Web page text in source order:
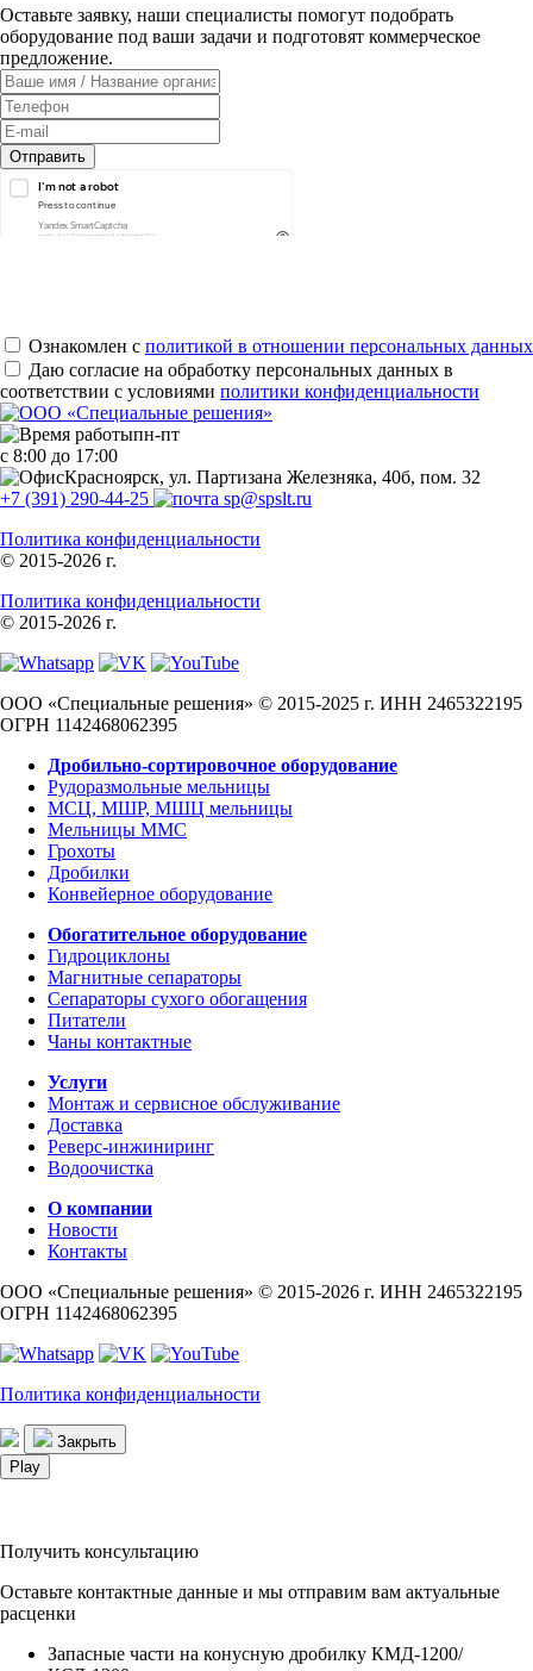
Оставьте заявку, наши специалисты помогут подобрать
оборудование под ваши задачи и подготовят коммерческое
предложение.
Ознакомлен с политикой в отношении персональных данных
Даю согласие на обработку персональных данных в
соответствии с условиями политики конфиденциальности
пн-пт
с 8:00 до 17:00
Красноярск, ул. Партизана Железняка, 40б, пом. 32
+7 (391) 290-44-25
sp@spslt.ru
Политика конфиденциальности
© 2015-2026 г.
Политика конфиденциальности
© 2015-2026 г.
ООО «Специальные решения» © 2015-2025 г. ИНН 2465322195
ОГРН 1142468062395
Дробильно-сортировочное оборудование
Рудоразмольные мельницы
МСЦ, МШР, МШЦ мельницы
Мельницы ММС
Грохоты
Дробилки
Конвейерное оборудование
Обогатительное оборудование
Гидроциклоны
Магнитные сепараторы
Сепараторы сухого обогащения
Питатели
Чаны контактные
Услуги
Монтаж и сервисное обслуживание
Доставка
Реверс-инжиниринг
Водоочистка
О компании
Новости
Контакты
ООО «Специальные решения» © 2015-2026 г. ИНН 2465322195
ОГРН 1142468062395
Политика конфиденциальности
Закрыть
Play
Получить консультацию
Оставьте контактные данные и мы отправим вам актуальные
расценки
Запасные части на конусную дробилку КМД-1200/